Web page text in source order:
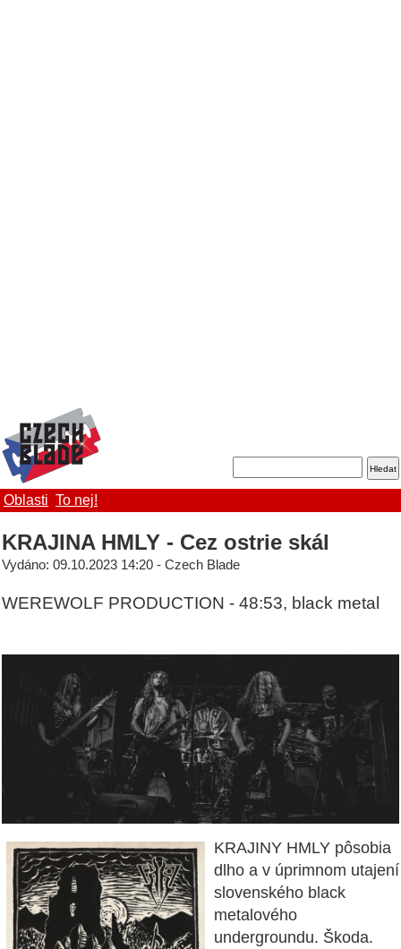
Oblasti To nej!
KRAJINA HMLY - Cez ostrie skál
Vydáno: 09.10.2023 14:20 - Czech Blade
WEREWOLF PRODUCTION - 48:53, black metal
KRAJINY HMLY pôsobia
dlho a v úprimnom utajení
slovenského black
metalového
undergroundu. Škoda.